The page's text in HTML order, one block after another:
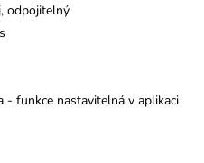
odpojitelný
- funkce nastavitelná v aplikaci